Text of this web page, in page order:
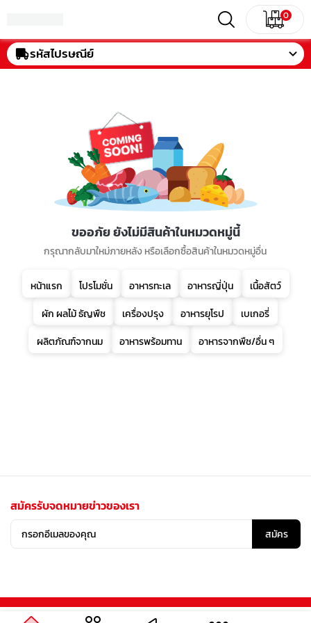
0
รหัสไปรษณีย์
ขออภัย ยังไม่มีสินค้าในหมวดหมู่นี้
กรุณากลับมาใหม่ภายหลัง หรือเลือกซื้อสินค้าในหมวดหมู่อื่น
หน้าแรก โปรโมชั่น อาหารทะเล อาหารญี่ปุ่น
เนื้อสัตว์
ผัก ผลไม้ ธัญพืช
เครื่องปรุง อาหารยุโรป
เบเกอรี่
ผลิตภัณฑ์จากนม
อาหารพร้อมทาน อาหารจากพืช/อื่น ๆ
สมัครรับจดหมายข่าวของเรา
สมัคร